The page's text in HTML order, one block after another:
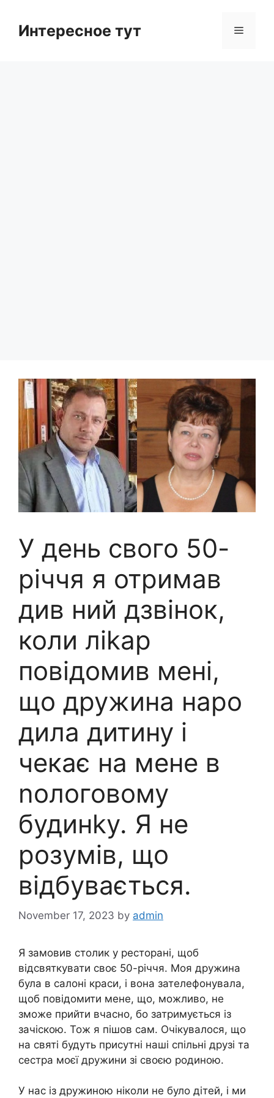
contentИнтересное тут Menu
У день свого 50-
річчя я отримав
див ний дзвінок,
коли ліkар
повідомив мені,
що дружина наро
дила дитину і
чекає на мене в
nологовому
будинkу. Я не
розумів, що
відбувається.
November 17, 2023 by admin
Я замовив столик у ресторані, щоб
відсвяткувати своє 50-річчя. Моя дружина
була в салоні краси, і вона зателефонувала,
щоб повідомити мене, що, можливо, не
зможе прийти вчасно, бо затримується із
зачіскою. Тож я пішов сам. Очікувалося, що
на святі будуть присутні наші спільні друзі та
сестра моєї дружини зі своєю родиною.
У нас із дружиною ніколи не було дітей, і ми